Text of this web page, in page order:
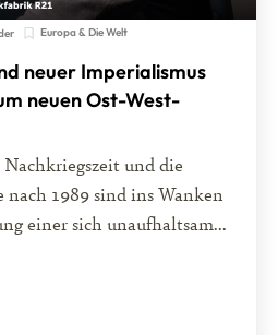
Europa & Die Welt
neuer Imperialismus
neuen Ost-West-
und die
nach 1989 sind ins Wanken
einer sich unaufhaltsam...